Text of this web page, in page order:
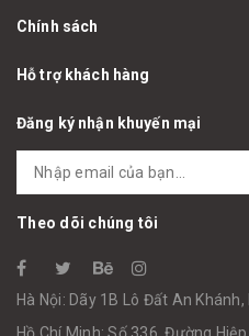
Chính sách
Hỗ trợ khách hàng
Đăng ký nhận khuyến mại
Theo dõi chúng tôi
Hà Nội: Dãy 1B Lô Đất An